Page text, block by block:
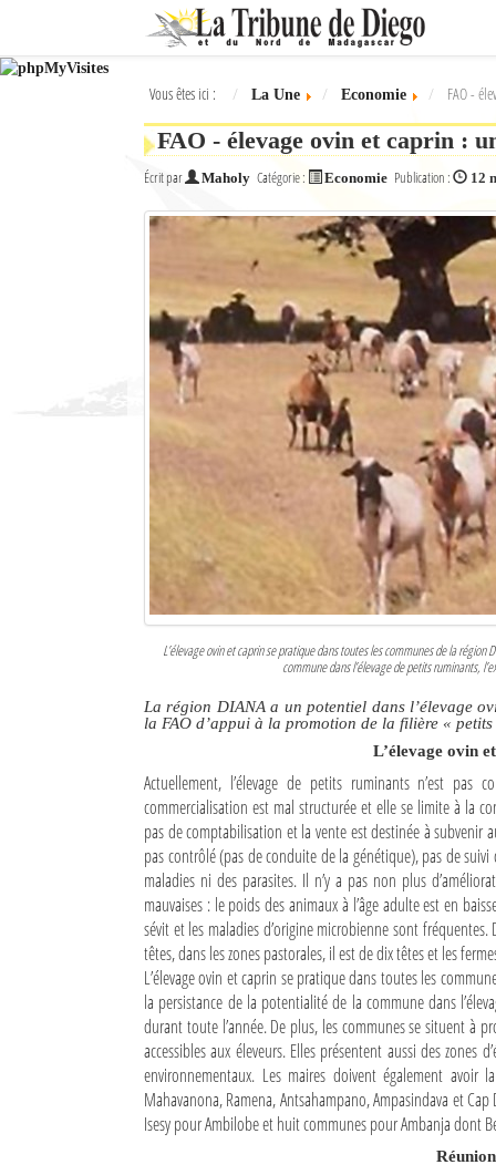
Ok
L'actualité à Diego Suarez
Le Nord de Madagascar
L'actualité du tourisme
Sites touristiques
Diego Suarez Pratique
Vous êtes ici : La Une Economie FAO -
FAO - élevage ovin et caprin :
Écrit par Maholy Catégorie : Economie Publication : 12
L’élevage ovin et caprin se pratique dans toutes les communes de la
commune dans l’élevage de petits ruminants,
La région DIANA a un potentiel dans l’élevage
la FAO d’appui à la promotion de la filière «
L’élevage ovin
Actuellement, l’élevage de petits ruminants n’est
commercialisation est mal structurée et elle se limite à la
pas de comptabilisation et la vente est destinée à subvenir
pas contrôlé (pas de conduite de la génétique), pas de
maladies ni des parasites. Il n’y a pas non plus
mauvaises : le poids des animaux à l’âge adulte est en
sévit et les maladies d’origine microbienne sont
têtes, dans les zones pastorales, il est de dix têtes et les
L’élevage ovin et caprin se pratique dans toutes les
la persistance de la potentialité de la commune dans
durant toute l’année. De plus, les communes se situent à
accessibles aux éleveurs. Elles présentent aussi des zones
environnementaux. Les maires doivent également
Mahavanona, Ramena, Antsahampano, Ampasindava et
Isesy pour Ambilobe et huit communes pour Ambanja dont